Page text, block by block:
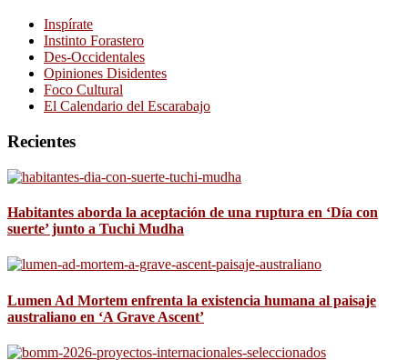
Inspírate
Instinto Forastero
Des-Occidentales
Opiniones Disidentes
Foco Cultural
El Calendario del Escarabajo
Recientes
Habitantes aborda la aceptación de una ruptura en ‘Día con
suerte’ junto a Tuchi Mudha
Lumen Ad Mortem enfrenta la existencia humana al paisaje
australiano en ‘A Grave Ascent’